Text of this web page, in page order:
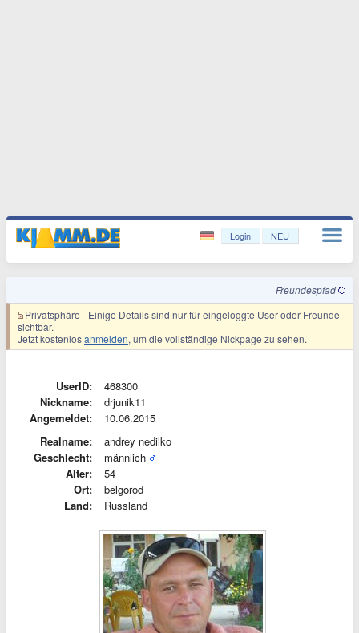
Login NEU
Freundespfad
Privatsphäre - Einige Details sind nur für eingeloggte User oder Freunde
sichtbar.
Jetzt kostenlosanmelden, um die vollständige Nickpage zu sehen.
UserID:
468300
Nickname:
drjunik11
Angemeldet:
10.06.2015
Realname:
andrey nedilko
Geschlecht:
männlich
Alter:
54
Ort:
belgorod
Land:
Russland